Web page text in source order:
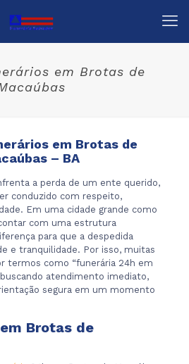
em Brotas de
em Brotas de
– BA
a perda de um ente querido,
conduzido com respeito,
Em uma cidade grande como
com uma estrutura
para que a despedida
e tranquilidade. Por isso, muitas
termos como “funerária 24h em
buscando atendimento imediato,
segura em um momento
Brotas de